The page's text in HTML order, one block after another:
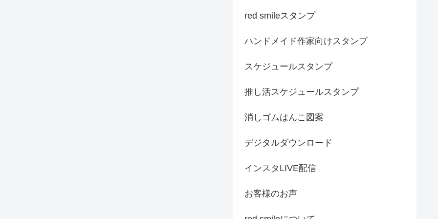
red smileスタンプ
ハンドメイド作家向けスタンプ
スケジュールスタンプ
推し活スケジュールスタンプ
消しゴムはんこ図案
デジタルダウンロード
インスタLIVE配信
お客様のお声